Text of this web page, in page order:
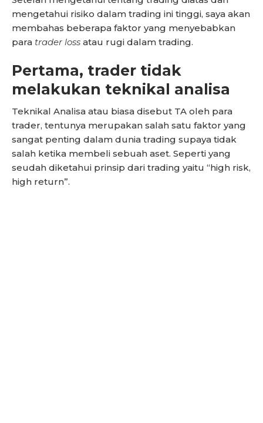
mengetahui risiko dalam trading ini tinggi, saya akan
membahas beberapa faktor yang menyebabkan
para trader loss atau rugi dalam trading.
Pertama, trader tidak
melakukan teknikal analisa
Teknikal Analisa atau biasa disebut TA oleh para
trader, tentunya merupakan salah satu faktor yang
sangat penting dalam dunia trading supaya tidak
salah ketika membeli sebuah aset. Seperti yang
seudah diketahui prinsip dari trading yaitu “high risk,
high return”.